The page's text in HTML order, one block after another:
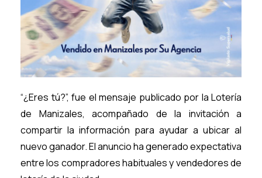
“¿Eres tú?”, fue el mensaje publicado por la Lotería
de Manizales, acompañado de la invitación a
compartir la información para ayudar a ubicar al
nuevo ganador. El anuncio ha generado expectativa
entre los compradores habituales y vendedores de